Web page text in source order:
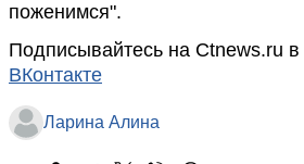
поженимся".
Подписывайтесь на Ctnews.ru в
ВКонтакте
Ларина Алина